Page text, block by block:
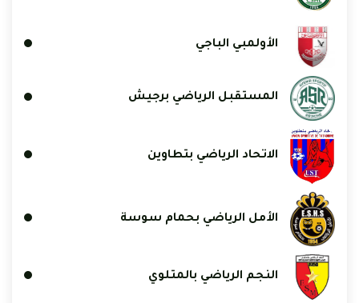
الأولمبي الباجي
المستقبل الرياضي برجيش
الاتحاد الرياضي بتطاوين
الأمل الرياضي بحمام سوسة
النجم الرياضي بالمتلوي